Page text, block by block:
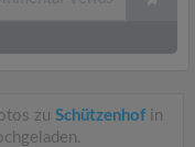
zu Schützenhof in